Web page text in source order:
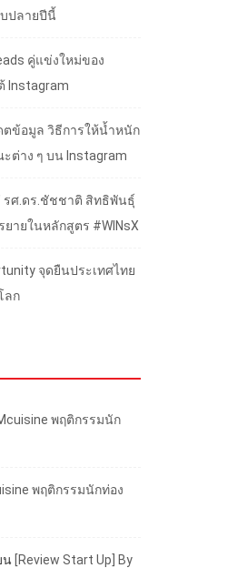
ปลายปีนี้
คู่แข่งใหม่ของ
Instagram
ตข้อมูล วิธีการให้น้ำหนัก
ต่าง ๆ บน Instagram
รศ.ดร.ชัชชาติ สิทธิพันธุ์
ายในหลักสูตร #WINsX
จุดยืนประเทศไทย
ลก
พฤติกรรมนัก
พฤติกรรมนักท่อง
น [Review Start Up] By